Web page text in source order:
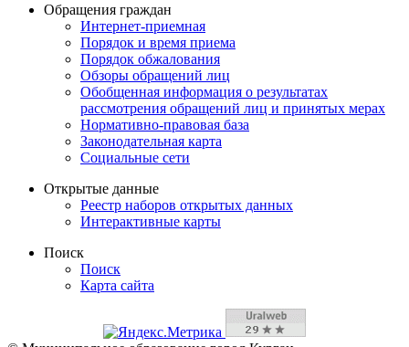
Обращения граждан
Интернет-приемная
Порядок и время приема
Порядок обжалования
Обзоры обращений лиц
Обобщенная информация о результатах
рассмотрения обращений лиц и принятых мерах
Нормативно-правовая база
Законодательная карта
Социальные сети
Открытые данные
Реестр наборов открытых данных
Интерактивные карты
Поиск
Поиск
Карта сайта